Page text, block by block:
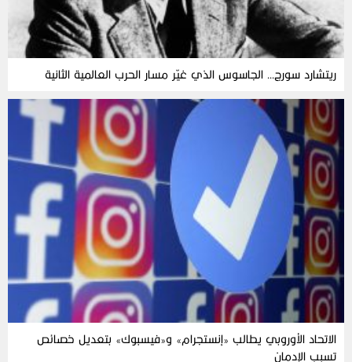
ريتشارد سورج… الجاسوس الذي غيّر مسار الحرب العالمية الثانية
الاتحاد الأوروبي يطالب «إنستجرام» و«فيسبوك» بتعديل خصائص
تسبب الإدمان